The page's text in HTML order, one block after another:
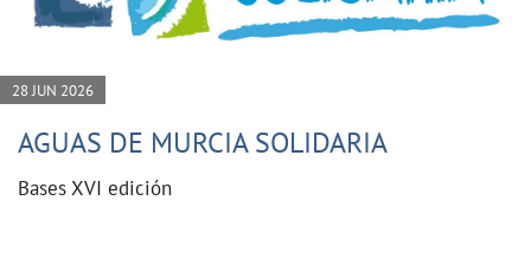
28 JUN 2026
AGUAS DE MURCIA SOLIDARIA
Bases XVI edición